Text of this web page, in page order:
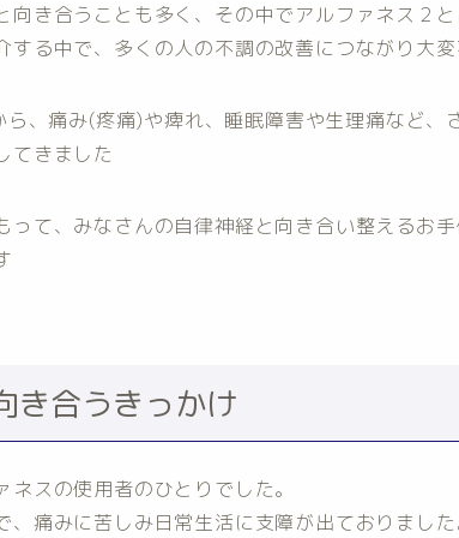
向き合うことも多く、その中でアルファネス２と
する中で、多くの人の不調の改善につながり大
、痛み(疼痛)や痺れ、睡眠障害や生理痛など、
てきました
って、みなさんの自律神経と向き合い整えるお
き合うきっかけ
スの使用者のひとりでした。
、痛みに苦しみ日常生活に支障が出ておりました